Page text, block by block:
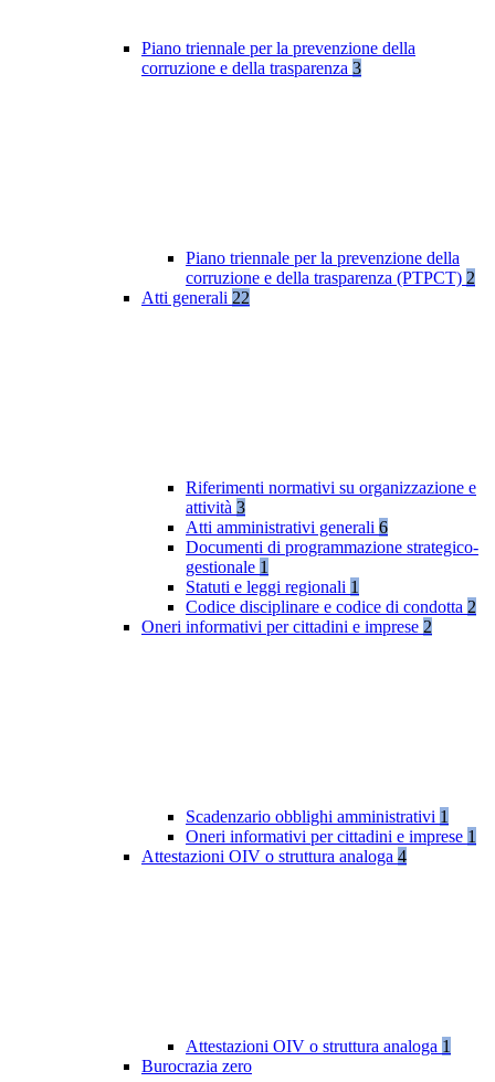
Piano triennale per la prevenzione della
corruzione e della trasparenza 3
Piano triennale per la prevenzione della
corruzione e della trasparenza (PTPCT) 2
Atti generali 22
Riferimenti normativi su organizzazione e
attività 3
Atti amministrativi generali 6
Documenti di programmazione strategico-
gestionale 1
Statuti e leggi regionali 1
Codice disciplinare e codice di condotta 2
Oneri informativi per cittadini e imprese 2
Scadenzario obblighi amministrativi 1
Oneri informativi per cittadini e imprese 1
Attestazioni OIV o struttura analoga 4
Attestazioni OIV o struttura analoga 1
Burocrazia zero